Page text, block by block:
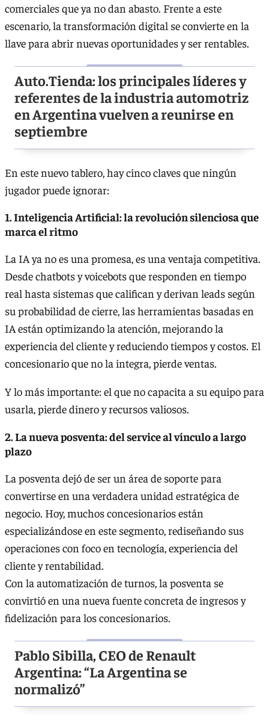
comerciales que ya no dan abasto. Frente a este
escenario, la transformación digital se convierte en la
llave para abrir nuevas oportunidades y ser rentables.
Auto.Tienda: los principales líderes y
referentes de la industria automotriz
en Argentina vuelven a reunirse en
septiembre
En este nuevo tablero, hay cinco claves que ningún
jugador puede ignorar:
1. Inteligencia Artificial: la revolución silenciosa que
marca el ritmo
La IA ya no es una promesa, es una ventaja competitiva.
Desde chatbots y voicebots que responden en tiempo
real hasta sistemas que califican y derivan leads según
su probabilidad de cierre, las herramientas basadas en
IA están optimizando la atención, mejorando la
experiencia del cliente y reduciendo tiempos y costos. El
concesionario que no la integra, pierde ventas.
Y lo más importante: el que no capacita a su equipo para
usarla, pierde dinero y recursos valiosos.
2. La nueva posventa: del service al vínculo a largo
plazo
La posventa dejó de ser un área de soporte para
convertirse en una verdadera unidad estratégica de
negocio. Hoy, muchos concesionarios están
especializándose en este segmento, rediseñando sus
operaciones con foco en tecnología, experiencia del
cliente y rentabilidad.
Con la automatización de turnos, la posventa se
convirtió en una nueva fuente concreta de ingresos y
fidelización para los concesionarios.
Pablo Sibilla, CEO de Renault
Argentina: “La Argentina se
normalizó”